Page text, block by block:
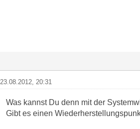
23.08.2012, 20:31
Was kannst Du denn mit der
Gibt es einen